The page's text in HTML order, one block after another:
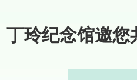
玲纪念馆邀